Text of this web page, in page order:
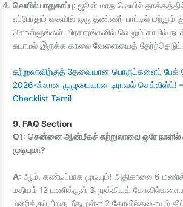
வெயில் பாதுகாப்பு: ஜூன் மாத வெயில் தாக்கத்தில்
எப்போதும் கையில் ஒரு தண்ணீர் பாட்டில் மற்றும்
கொள்ளுங்கள். பிரகாரங்களில் வெறும் காலில்
சுடாமல் இருக்க காலை வேளையைத்
சுற்றுலாவிற்குத் தேவையான பொருட்களைப் பேக்
2026-க்கான முழுமையான டிராவல் செக்லிஸ்ட்!
Checklist Tamil
9. FAQ Section
Q1: சென்னை ஆன்மீகச் சுற்றுலாவை ஒரே நாளில்
முடியுமா?
A: ஆம், கண்டிப்பாக முடியும்! அதிகாலை 6
மதியம் 12 மணிக்குள் 3 முக்கியக்
மணிக்குப் பிறகு மீதமுள்ள 2 கோவில்களையும்